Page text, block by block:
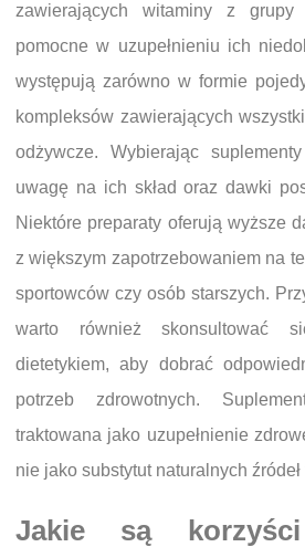
zawierających witaminy z
pomocne w uzupełnieniu ich
występują zarówno w formie
kompleksów zawierających
odżywcze. Wybierając
uwagę na ich skład oraz dawki
Niektóre preparaty oferują wyższe
z większym zapotrzebowaniem na te
sportowców czy osób starszych.
warto również skonsultować
dietetykiem, aby dobrać
potrzeb zdrowotnych.
traktowana jako uzupełnienie
nie jako substytut naturalnych
Jakie są